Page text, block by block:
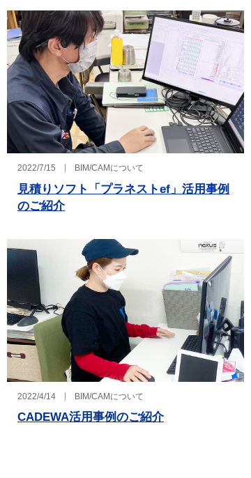
2022/7/15 BIM/CAMについて
見積りソフト「プラネストef」活用事例
のご紹介
2022/4/14 BIM/CAMについて
CADEWA活用事例のご紹介